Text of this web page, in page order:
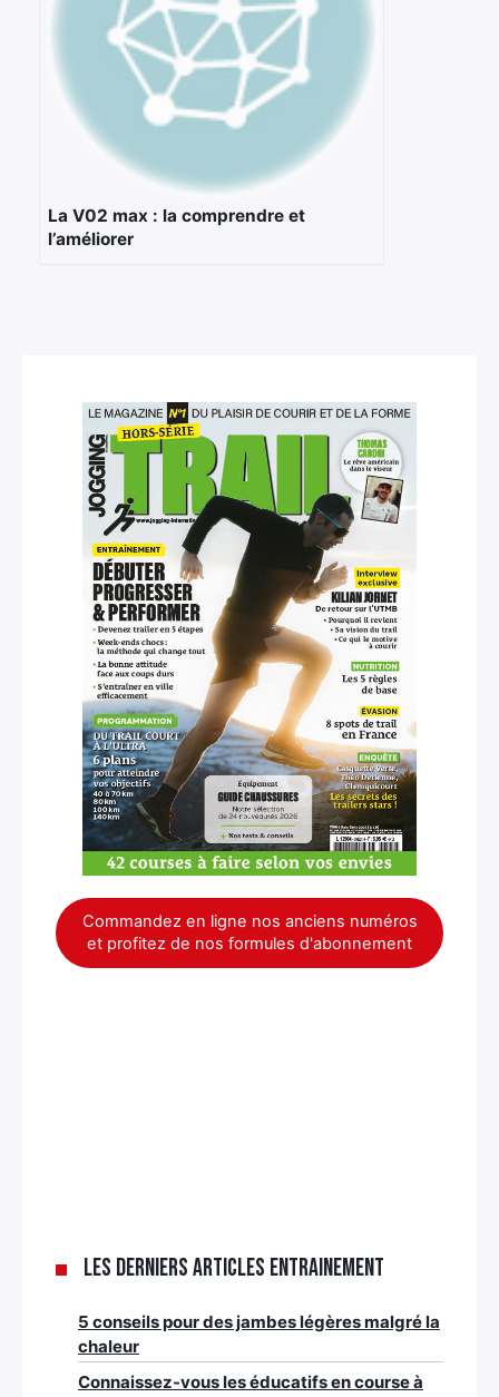
La V02 max : la comprendre et
l’améliorer
Commandez en ligne nos anciens numéros
et profitez de nos formules d'abonnement
Les derniers articles Entrainement
5 conseils pour des jambes légères malgré la
chaleur
Connaissez-vous les éducatifs en course à